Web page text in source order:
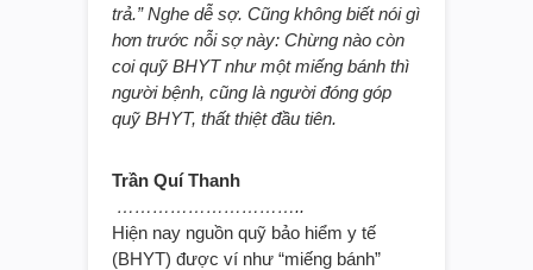
trả.” Nghe dễ sợ. Cũng không biết nói gì
hơn trước nỗi sợ này: Chừng nào còn
coi quỹ BHYT như một miếng bánh thì
người bệnh, cũng là người đóng góp
quỹ BHYT, thất thiệt đầu tiên.
Trần Quí Thanh
…………………………..
Hiện nay nguồn quỹ bảo hiểm y tế
(BHYT) được ví như “miếng bánh”